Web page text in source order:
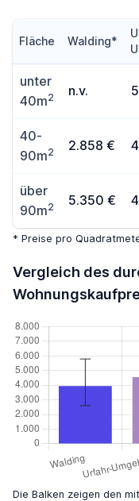
Fläche Walding*
unter
40m2 n.v.
40-
90m2 2.858 €
über
90m2 5.350 €
* Preise pro
Vergleich des
Die Balken zeigen den